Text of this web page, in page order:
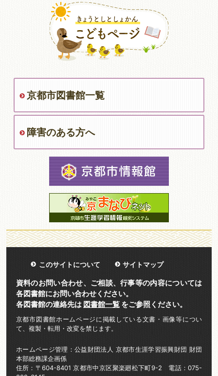
京都市図書館一覧
障害のある方へ
このサイトについて サイトマップ
資料のお問い合わせ、ご相談、行事等の内容については
各図書館にお問い合わせください。
各図書館の連絡先は 図書館一覧をご参照ください。
京都市図書館ホームページに掲載している文書・画像等につい
て、複製・転用・改変を禁じます。
ホームページ管理：公益財団法人 京都市生涯学習振興財団 財団
本部総務課企画係
住所：〒604-8401 京都市中京区聚楽廻松下町9-2 電話：075-